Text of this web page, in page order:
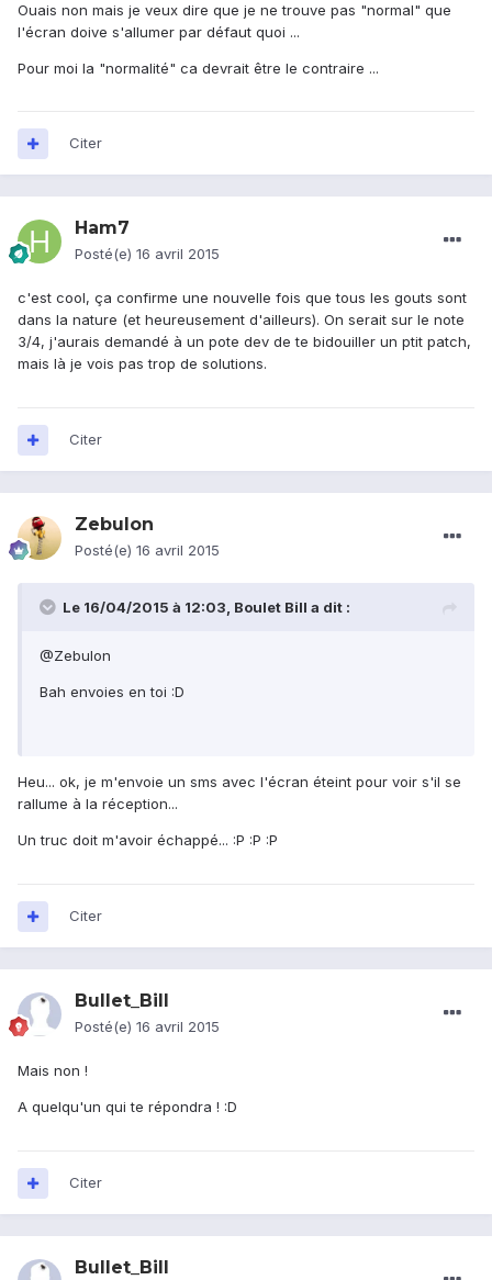
Ouais non mais je veux dire que je ne trouve pas "normal" que
l'écran doive s'allumer par défaut quoi ...
Pour moi la "normalité" ca devrait être le contraire ...
Citer
Ham7
Posté(e) 16 avril 2015
c'est cool, ça confirme une nouvelle fois que tous les gouts sont
dans la nature (et heureusement d'ailleurs). On serait sur le note
3/4, j'aurais demandé à un pote dev de te bidouiller un ptit patch,
mais là je vois pas trop de solutions.
Citer
Zebulon
Posté(e) 16 avril 2015
Le 16/04/2015 à 12:03, Boulet Bill a dit :
@Zebulon
Bah envoies en toi :D
Heu... ok, je m'envoie un sms avec l'écran éteint pour voir s'il se
rallume à la réception...
Un truc doit m'avoir échappé... :P :P :P
Citer
Bullet_Bill
Posté(e) 16 avril 2015
Mais non !
A quelqu'un qui te répondra ! :D
Citer
Bullet_Bill